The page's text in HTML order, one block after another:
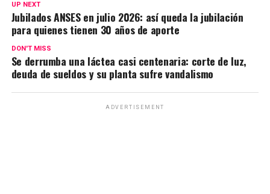
p
p
o
k
m
k
tir
UP NEXT
Jubilados ANSES en julio 2026: así queda la jubilación
para quienes tienen 30 años de aporte
DON'T MISS
Se derrumba una láctea casi centenaria: corte de luz,
deuda de sueldos y su planta sufre vandalismo
ADVERTISEMENT